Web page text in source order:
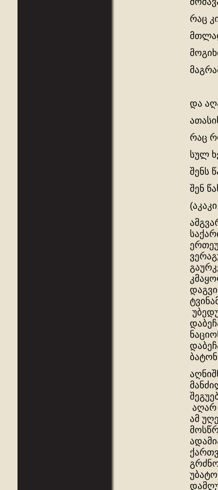
რაც
და
რაც
სულ
შენს
შენ
აღარ
ამ